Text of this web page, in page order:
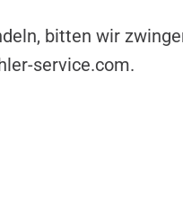
bitten wir
service.com.